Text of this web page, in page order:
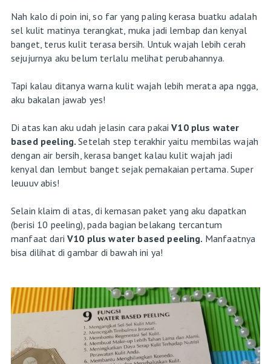
Nah kalo di poin ini, so far yang paling kerasa buatku adalah
sel kulit matinya terangkat, muka jadi lembap dan kenyal
banget, terus kulit terasa bersih. Untuk wajah lebih cerah
sejujurnya aku belum terlalu melihat perubahannya.
Tapi kalau ditanya warna kulit wajah lebih merata apa ngga,
aku bakalan jawab yes!
Di atas kan aku udah jelasin cara pakaiV10 plus water
based peeling.Setelah step terakhir yaitu membilas wajah
dengan air bersih, kerasa banget kalau kulit wajah jadi
kenyal dan lembut banget sejak pemakaian pertama. Super
leuuuv abis!
Selain klaim di atas, di kemasan paket yang aku dapatkan
(berisi 10 peeling), pada bagian belakang tercantum
manfaat dari V10 plus water based peeling. Manfaatnya
bisa dilihat di gambar di bawah ini ya!